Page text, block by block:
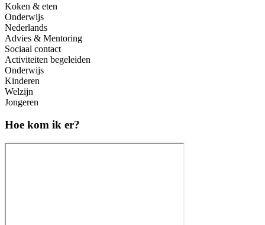
Koken & eten
Onderwijs
Nederlands
Advies & Mentoring
Sociaal contact
Activiteiten begeleiden
Onderwijs
Kinderen
Welzijn
Jongeren
Hoe kom ik er?